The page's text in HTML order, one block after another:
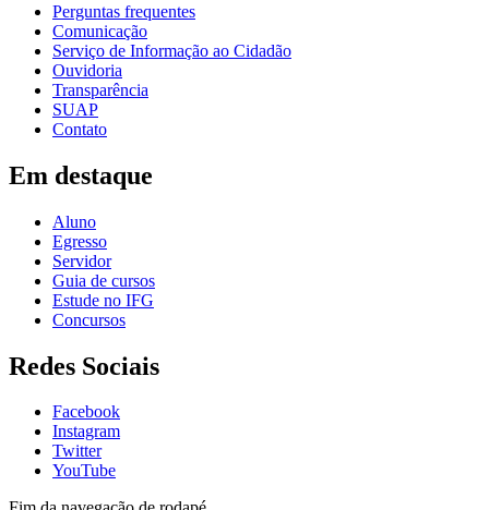
Perguntas frequentes
Comunicação
Serviço de Informação ao Cidadão
Ouvidoria
Transparência
SUAP
Contato
Em destaque
Aluno
Egresso
Servidor
Guia de cursos
Estude no IFG
Concursos
Redes Sociais
Facebook
Instagram
Twitter
YouTube